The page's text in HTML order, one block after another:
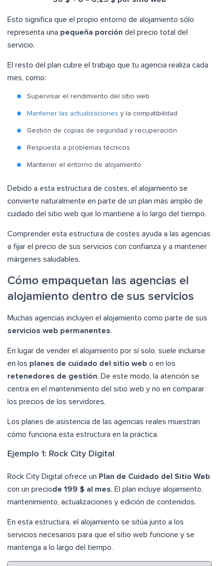
Esto significa que el propio entorno de alojamiento sólo
representa una pequeña porción del precio total del
servicio.
El resto del plan cubre el trabajo que tu agencia realiza cada
mes, como:
Supervisar el rendimiento del sitio web
Mantener las actualizaciones y la compatibilidad
Gestión de copias de seguridad y recuperación
Respuesta a problemas técnicos
Mantener el entorno de alojamiento
Debido a esta estructura de costes, el alojamiento se
convierte naturalmente en parte de un plan más amplio de
cuidado del sitio web que lo mantiene a lo largo del tiempo.
Comprender esta estructura de costes ayuda a las agencias
a fijar el precio de sus servicios con confianza y a mantener
márgenes saludables.
Cómo empaquetan las agencias el
alojamiento dentro de sus servicios
Muchas agencias incluyen el alojamiento como parte de sus
servicios web permanentes.
En lugar de vender el alojamiento por sí solo, suele incluirse
en los planes de cuidado del sitio web o en los
retenedores de gestión. De este modo, la atención se
centra en el mantenimiento del sitio web y no en comparar
los precios de los servidores.
Los planes de asistencia de las agencias reales muestran
cómo funciona esta estructura en la práctica.
Ejemplo 1: Rock City Digital
Rock City Digital ofrece un Plan de Cuidado del Sitio Web
con un preciode 199 $ al mes. El plan incluye alojamiento,
mantenimiento, actualizaciones y edición de contenidos.
En esta estructura, el alojamiento se sitúa junto a los
servicios necesarios para que el sitio web funcione y se
mantenga a lo largo del tiempo.